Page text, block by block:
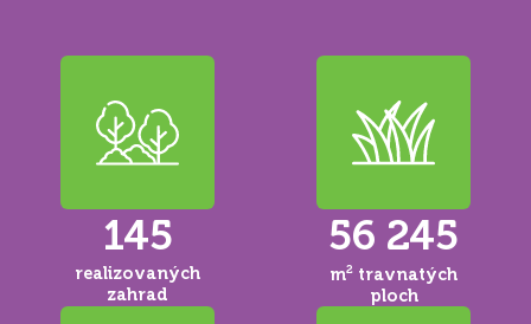
145
realizovaných
zahrad
56 245
m2 travnatých
ploch